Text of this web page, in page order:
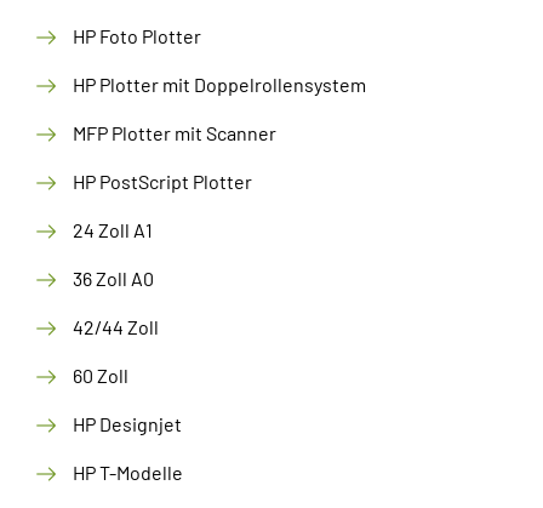
HP Foto Plotter
HP Plotter mit Doppelrollensystem
MFP Plotter mit Scanner
HP PostScript Plotter
24 Zoll A1
36 Zoll A0
42/44 Zoll
60 Zoll
HP Designjet
HP T-Modelle